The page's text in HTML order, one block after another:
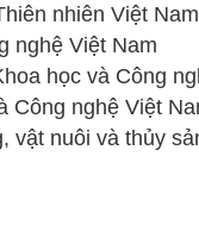
nhiên Việt
nghệ Việt Nam
học và Công
Công nghệ Việt
vật nuôi và thủy